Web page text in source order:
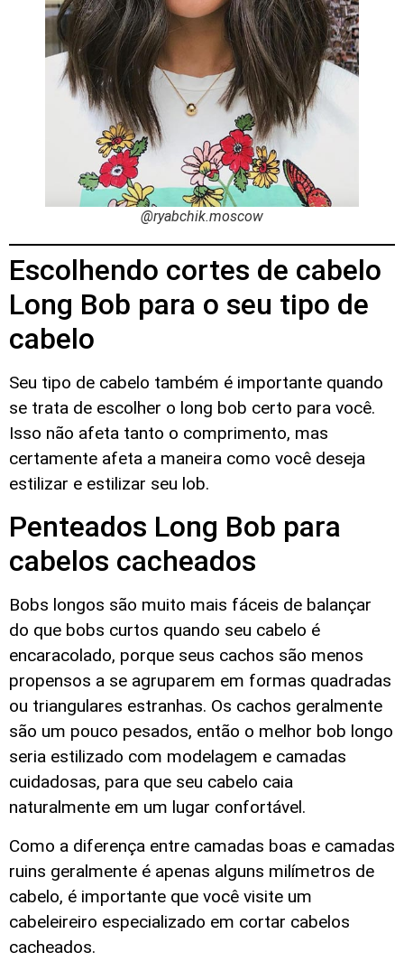
@ryabchik.moscow
Escolhendo cortes de cabelo
Long Bob para o seu tipo de
cabelo
Seu tipo de cabelo também é importante quando
se trata de escolher o long bob certo para você.
Isso não afeta tanto o comprimento, mas
certamente afeta a maneira como você deseja
estilizar e estilizar seu lob.
Penteados Long Bob para
cabelos cacheados
Bobs longos são muito mais fáceis de balançar
do que bobs curtos quando seu cabelo é
encaracolado, porque seus cachos são menos
propensos a se agruparem em formas quadradas
ou triangulares estranhas. Os cachos geralmente
são um pouco pesados, então o melhor bob longo
seria estilizado com modelagem e camadas
cuidadosas, para que seu cabelo caia
naturalmente em um lugar confortável.
Como a diferença entre camadas boas e camadas
ruins geralmente é apenas alguns milímetros de
cabelo, é importante que você visite um
cabeleireiro especializado em cortar cabelos
cacheados.